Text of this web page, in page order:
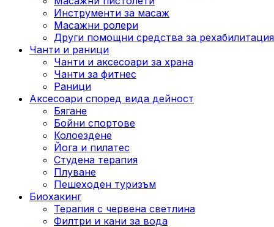
Инструменти за масаж
Масажни ролери
Други помощни средства за рехабилитация
Чанти и раници
Чанти и аксесоари за храна
Чанти за фитнес
Раници
Аксесоари според вида дейност
Бягане
Бойни спортове
Колоездене
Йога и пилатес
Студена терапия
Плуване
Пешеходен туризъм
Биохакинг
Терапия с червена светлина
Филтри и кани за вода